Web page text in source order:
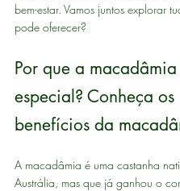
bem-estar. Vamos juntos explorar
pode oferecer?
Por que a
especial? Conheça os
benefícios da
A macadâmia é uma castanha
Austrália, mas que já ganhou o